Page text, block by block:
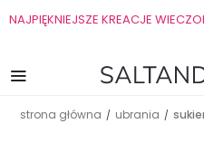
NAJPIĘKNIEJSZE KREACJE
strona główna / ubrania /